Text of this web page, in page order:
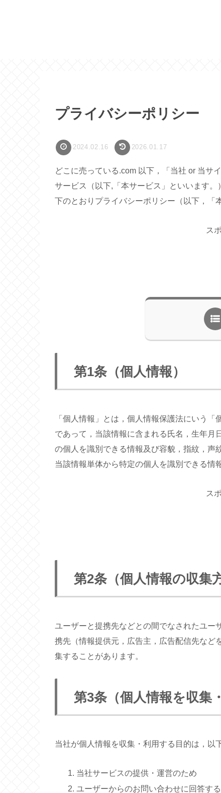
プライバシーポリシー
2024.02.16 2026.01.17
どこに売っている.com 以下，「当社 or 当サ
サービス（以下,「本サービス」といいます
下のとおりプライバシーポリシー（以下，「
ス
第1条（個人情報）
「個人情報」とは，個人情報保護法にいう
であって，当該情報に含まれる氏名，生年月
の個人を識別できる情報及び容貌，指紋，声
当該情報単体から特定の個人を識別できる情
ス
第2条（個人情報の収集
ユーザーと提携先などとの間でなされたユー
携先（情報提供元，広告主，広告配信先など
集することがあります。
第3条（個人情報を収集
当社が個人情報を収集・利用する目的は，以
当社サービスの提供・運営のため
ユーザーからのお問い合わせに回答す